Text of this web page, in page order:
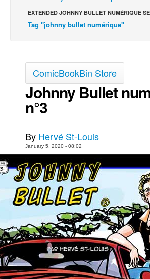
EXTENDED JOHNNY BULLET NUMÉRIQUE
Tag "johnny bullet numérique"
ComicBookBin Store
Johnny Bullet
n°3
By Hervé St-Louis
January 5, 2020 - 08:02